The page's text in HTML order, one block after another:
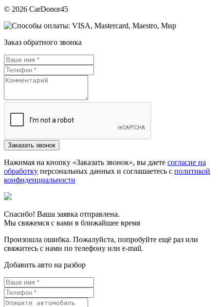
© 2026 CarDonor45
Заказ обратного звонка
Нажимая на кнопку «Заказать звонок», вы даете согласие на
обработку персональных данных и соглашаетесь c политикой
конфиденциальности
Спасибо! Ваша заявка отправлена.
Мы свяжемся с вами в ближайшее время
Произошла ошибка. Пожалуйста, попробуйте ещё раз или
свяжитесь с нами по телефону или e-mail.
Добавить авто на разбор